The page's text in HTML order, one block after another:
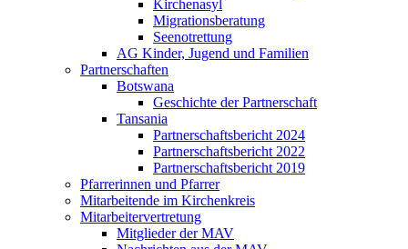
Kirchenasyl
Migrationsberatung
Seenotrettung
AG Kinder, Jugend und Familien
Partnerschaften
Botswana
Geschichte der Partnerschaft
Tansania
Partnerschaftsbericht 2024
Partnerschaftsbericht 2022
Partnerschaftsbericht 2019
Pfarrerinnen und Pfarrer
Mitarbeitende im Kirchenkreis
Mitarbeitervertretung
Mitglieder der MAV